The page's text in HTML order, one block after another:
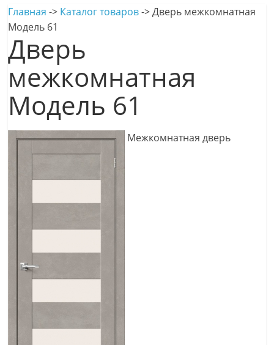
Главная -> Каталог товаров->Дверь межкомнатная
Модель 61
Дверь
межкомнатная
Модель 61
Межкомнатная дверь